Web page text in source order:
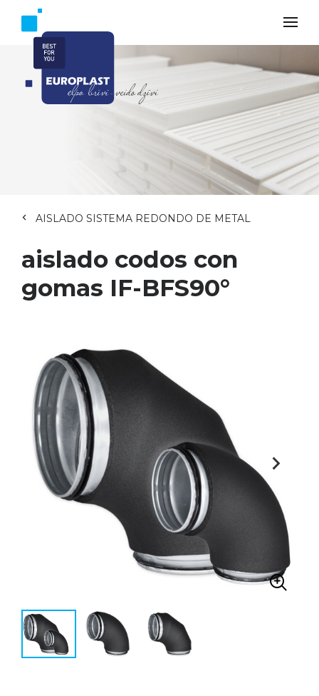
AISLADO SISTEMA REDONDO DE METAL
aislado codos con
gomas IF-BFS90°